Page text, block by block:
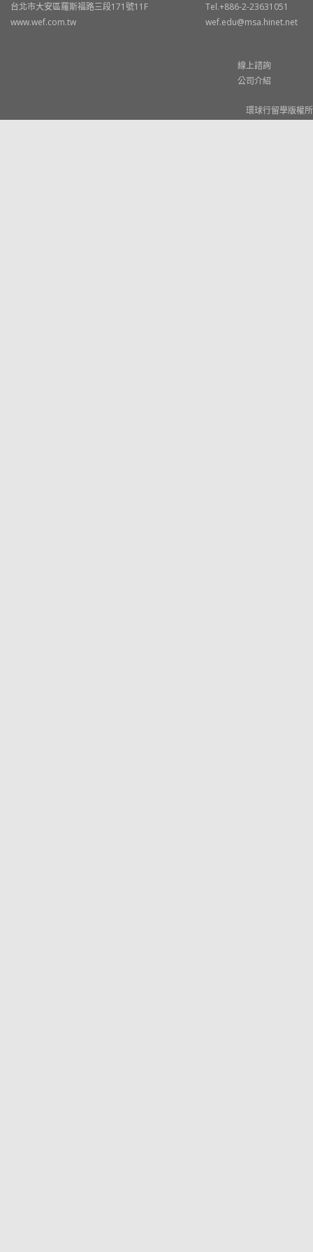
台北市大安區羅斯福路三段171號11F
www.wef.com.tw
Tel.+886-2-23631051
wef.edu@msa.hinet.net
線上諮詢
公司介紹
環球行留學版權